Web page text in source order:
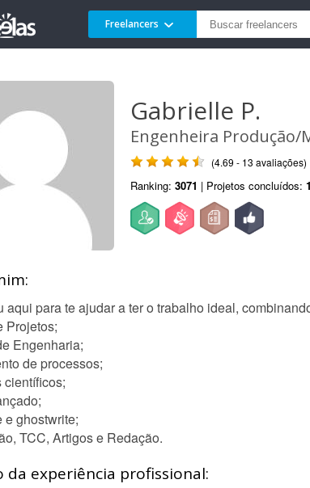
Freelancers
Gabrielle P.
Engenheira Produção/
(4.69 - 13 avaliações)
Ranking: 3071 | Projetos concluídos:
aqui para te ajudar a ter o trabalho ideal,
Projetos;
Engenharia;
de processos;
científicos;
e ghostwrite;
TCC, Artigos e Redação.
da experiência profissional: